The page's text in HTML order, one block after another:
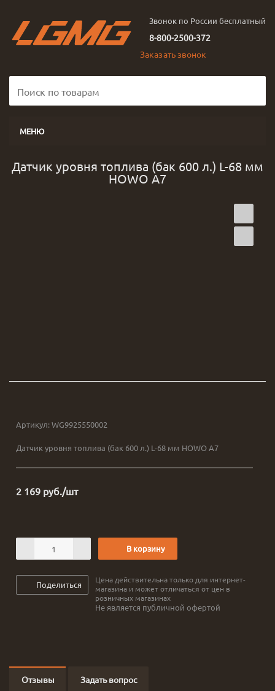
Звонок по России бесплатный
8-800-2500-372
Заказать звонок
МЕНЮ
Датчик уровня топлива (бак 600 л.) L-68 мм
HOWO A7
Артикул:WG9925550002
Датчик уровня топлива (бак 600 л.) L-68 мм HOWO A7
2 169 руб./шт
В корзину
Поделиться
Цена действительна только для интернет-
магазина и может отличаться от цен в
розничных магазинах
Не является публичной офертой
Отзывы Задать вопрос